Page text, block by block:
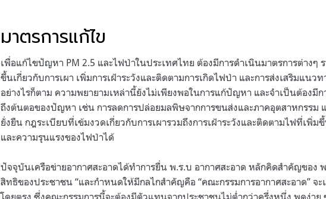
มาตรการแก้ไข
เพื่อแก้ไขปัญหา PM 2.5 และไฟป่าในประเทศไทย ต้องมีการดำเนินมาตรการต่างๆ
ขึ้นเกี่ยวกับการเผา เพิ่มการเฝ้าระวังและติดตามการเกิดไฟป่า และการส่งเสริมแนว
อย่างไรก็ตาม ความพยายามเหล่านี้ยังไม่เพียงพอในการแก้ปัญหา และจำเป็นต้องมีก
ถึงต้นตอของปัญหา เช่น การลดการปล่อยมลพิษจากการขนส่งและภาคอุตสาหกรรม
ยั่งยืน กฎระเบียบที่เข้มงวดเกี่ยวกับการเผารวมถึงการเฝ้าระวังและติดตามไฟที่เพิ่ม
และความรุนแรงของไฟป่าได้
ปัจจุบันเครือข่ายอากาศสะอาดได้ทำการยื่น พ.ร.บ อากาศสะอาด หลักคิดสำคัญของ
สิทธิของประชาชน “และกำหนดให้มีกลไกสำคัญคือ “คณะกรรมการอากาศสะอาด” จ